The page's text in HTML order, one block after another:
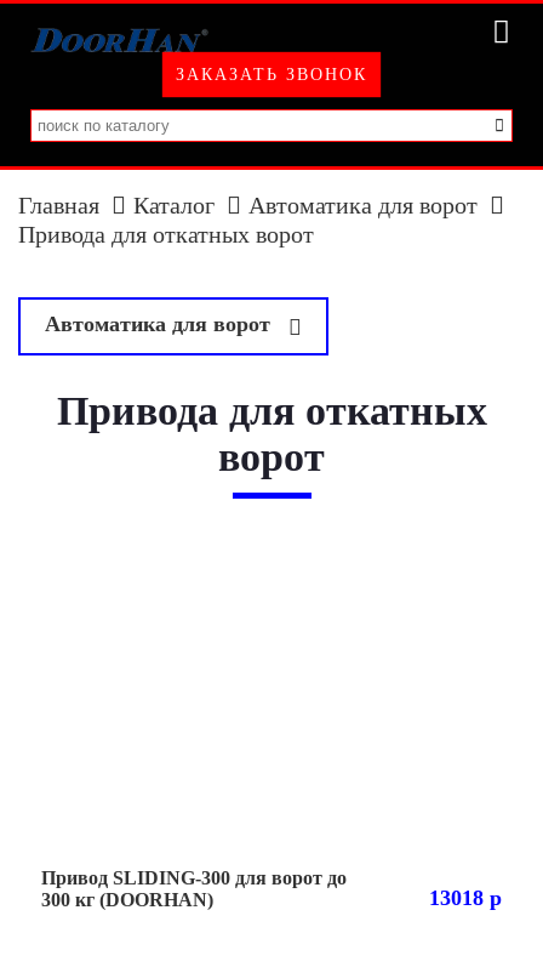
ЗАКАЗАТЬ ЗВОНОК
Главная Каталог
Автоматика для ворот
Привода для откатных ворот
Автоматика для ворот
Привода для секционных ворот
Привода для откатных
ворот
Привод SLIDING-300 для ворот до
300 кг (DOORHAN)
13018 р